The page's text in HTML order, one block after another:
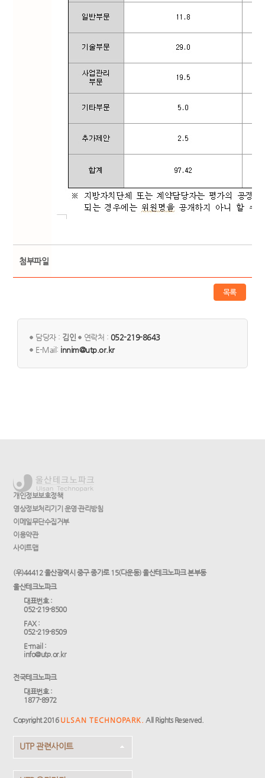
첨부파일
목록
담당자 : 김인 연락처 : 052-219-8643
E-Mail: innim@utp.or.kr
개인정보보호정책
영상정보처리기기 운영·관리방침
이메일무단수집거부
이용약관
사이트맵
(우)44412 울산광역시 중구 종가로 15(다운동) 울산테크노파크 본부동
울산테크노파크
대표번호 :
052-219-8500
FAX :
052-219-8509
E-mail :
info@utp.or.kr
전국테크노파크
대표번호 :
1877-8972
Copyright 2016 ULSAN TECHNOPARK. All Rights Reserved.
UTP 관련사이트